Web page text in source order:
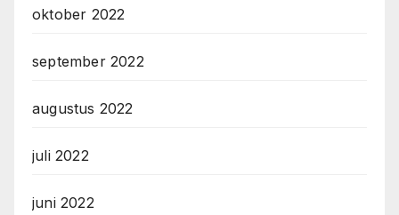
oktober 2022
september 2022
augustus 2022
juli 2022
juni 2022